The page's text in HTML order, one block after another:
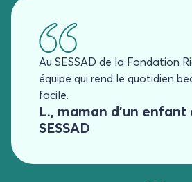
Au SESSAD de la Fondation
équipe qui rend le quotidien
facile.
L., maman d’un enfant
SESSAD